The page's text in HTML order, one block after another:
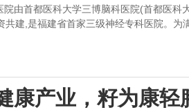
由首都医科大学三博脑科医院(首都医科
共建,是福建省首家三级神经专科医院。
康产业，籽为康